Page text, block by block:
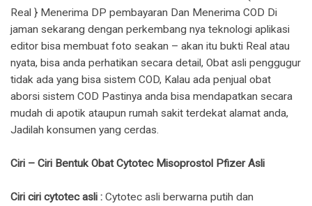
Real } Menerima DP pembayaran Dan Menerima COD Di
jaman sekarang dengan perkembang nya teknologi aplikasi
editor bisa membuat foto seakan – akan itu bukti Real atau
nyata, bisa anda perhatikan secara detail, Obat asli penggugur
tidak ada yang bisa sistem COD, Kalau ada penjual obat
aborsi sistem COD Pastinya anda bisa mendapatkan secara
mudah di apotik ataupun rumah sakit terdekat alamat anda,
Jadilah konsumen yang cerdas.
Ciri – Ciri Bentuk Obat Cytotec Misoprostol Pfizer Asli
Ciri ciri cytotec asli : Cytotec asli berwarna putih dan